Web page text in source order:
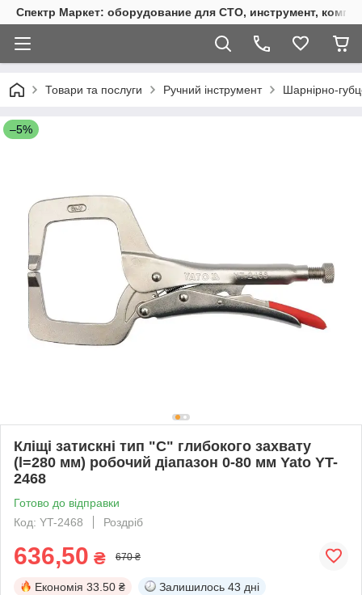
Спектр Маркет: оборудование для СТО, инструмент,
Товари та послуги Ручний інструмент Шарнірно-
–5%
Кліщі затискні тип "С" глибокого захвату
(l=280 мм) робочий діапазон 0-80 мм Yato YT-
2468
Готово до відправки
Код: YT-2468
Роздріб
636,50 ₴ 670 ₴
Економія 33.50 ₴ Залишилось 43 дні